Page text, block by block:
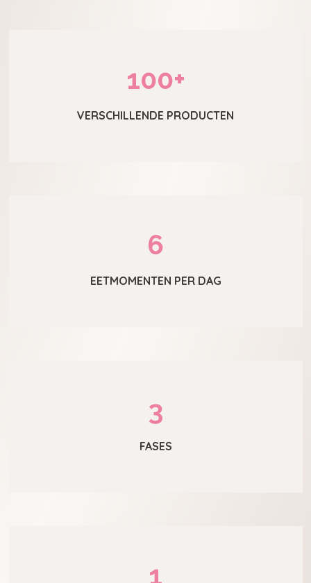
100+
VERSCHILLENDE PRODUCTEN
6
EETMOMENTEN PER DAG
3
FASES
1